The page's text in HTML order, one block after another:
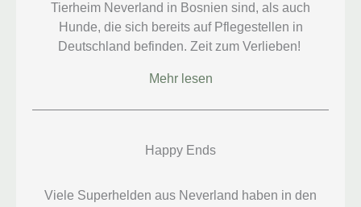
Tierheim Neverland in Bosnien sind, als auch
Hunde, die sich bereits auf Pflegestellen in
Deutschland befinden. Zeit zum Verlieben!
Mehr lesen
Happy Ends
Viele Superhelden aus Neverland haben in den